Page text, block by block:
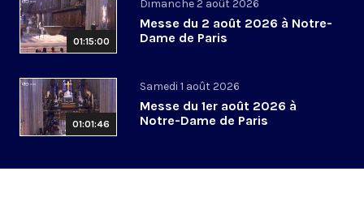
01:15:00
Dimanche 2 août 2026
Messe du 2 août 2026 à Notre-
Dame de Paris
01:01:46
Samedi 1 août 2026
Messe du 1er août 2026 à
Notre-Dame de Paris